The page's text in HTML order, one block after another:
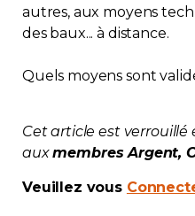
Médias
autres, aux moyens
des baux... à distance.
Quels moyens sont
Cet article est
auxmembres Argent,
Veuillez vous